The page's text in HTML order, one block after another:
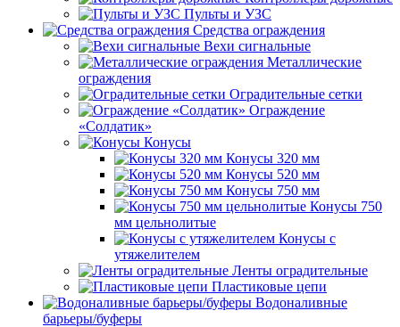
Пульты и УЗС
Средства ограждения
Вехи сигнальные
Металлические
ограждения
Оградительные сетки
Ограждение
«Солдатик»
Конусы
Конусы 320 мм
Конусы 520 мм
Конусы 750 мм
Конусы 750
мм цельнолитые
Конусы с
утяжелителем
Ленты оградительные
Пластиковые цепи
Водоналивные
барьеры/буферы